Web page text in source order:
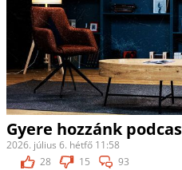
Gyere hozzánk
2026. július 6. hétfő 11:58
28
15 93